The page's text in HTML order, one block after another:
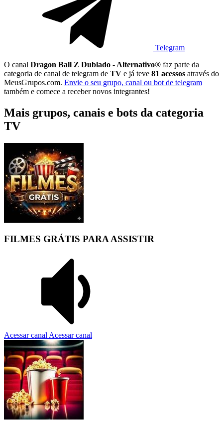
Telegram
O canal Dragon Ball Z Dublado - Alternativo® faz parte da
categoria de canal de telegram de TV e já teve 81 acessos através do
MeusGrupos.com. Envie o seu grupo, canal ou bot de telegram
também e comece a receber novos integrantes!
Mais grupos, canais e bots da categoria
TV
FILMES GRÁTIS PARA ASSISTIR
Acessar canal Acessar canal